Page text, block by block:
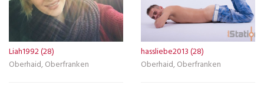
Liah1992 (28)
Oberhaid, Oberfranken
hassliebe2013 (28)
Oberhaid, Oberfranken